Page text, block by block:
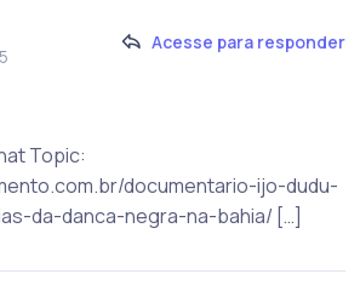
Acesse para responder
Topic:
documentario-ijo-dudu-
da-danca-negra-na-bahia/ […]